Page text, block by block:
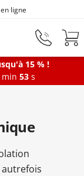
ligne
15 % !
min 53 s